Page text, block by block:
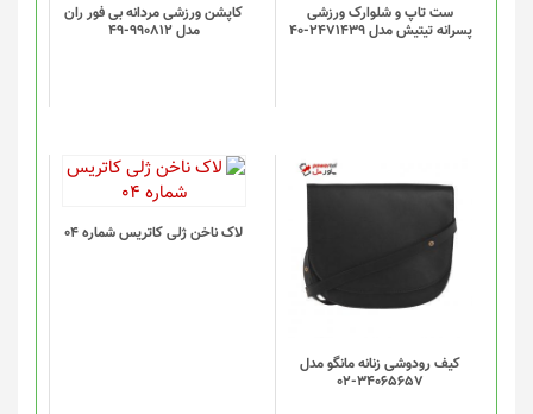
ست تاپ و شلوارک ورزشی
پسرانه تیتیش مدل 2471439-40
کاپشن ورزشی مردانه بی فور ران
مدل 990812-49
کیف رودوشی زنانه مانگو مدل
34065657-02
لاک ناخن ژلی کاتریس شماره 04